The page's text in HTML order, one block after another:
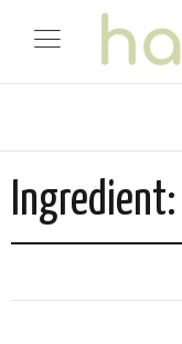
Ingredient: